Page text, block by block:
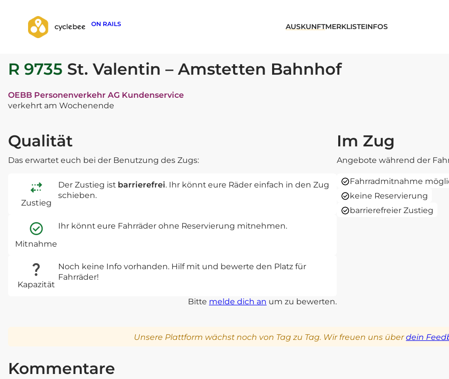
ON RAILS AUSKUNFTMERKLISTEINFOS
zurück zur Suche
R 9735 St. Valentin – Amstetten Bahnhof
OEBB Personenverkehr AG Kundenservice
verkehrt am Wochenende
Qualität
Das erwartet euch bei der Benutzung des Zugs:
Zustieg
Der Zustieg ist barrierefrei. Ihr könnt eure Räder einfach in den Zug
schieben.
Mitnahme
Ihr könnt eure Fahrräder ohne Reservierung mitnehmen.
Kapazität
Noch keine Info vorhanden. Hilf mit und bewerte den Platz für
Fahrräder!
Bitte melde dich an um zu bewerten.
Im Zug
Angebote während der
Fahrradmitnahme
keine Reservierung
barrierefreier Zustieg
Unsere Plattform wächst noch von Tag zu Tag. Wir freuen uns überdein
Kommentare